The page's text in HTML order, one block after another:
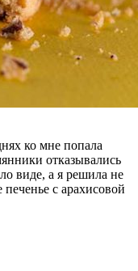
ко мне попала
отказывались
виде, а я решила не
с арахисовой